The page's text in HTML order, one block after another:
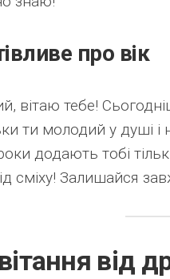
про вік
вітаю тебе!
ти молодий у душі і
додають тобі
сміху! Залишайся
від